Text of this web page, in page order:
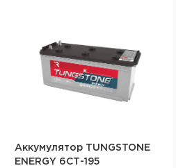
Аккумулятор TUNGSTONE
ENERGY 6СТ-195